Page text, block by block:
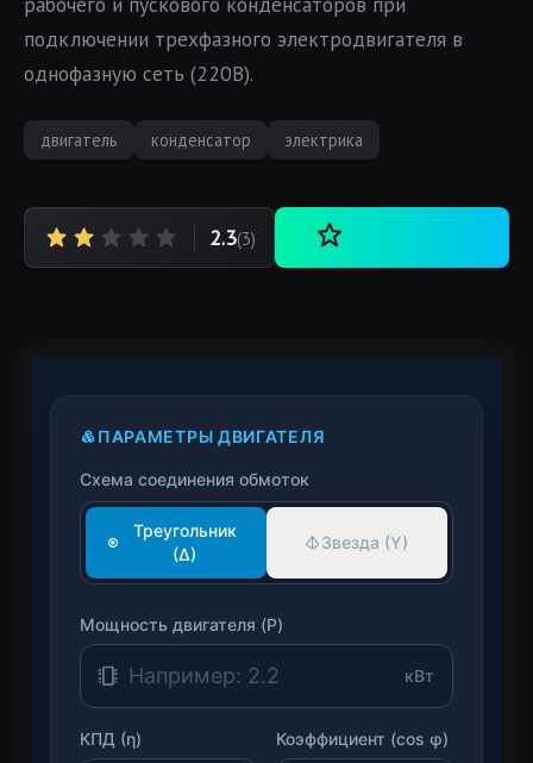
подключении трехфазного электродвигателя в
однофазную сеть (220В).
двигатель конденсатор электрика
2.3(3)
ПАРАМЕТРЫ ДВИГАТЕЛЯ
Схема соединения обмоток
Треугольник
(Δ)
Звезда (Y)
Мощность двигателя (P)
кВт
КПД (η) Коэффициент (cos φ)